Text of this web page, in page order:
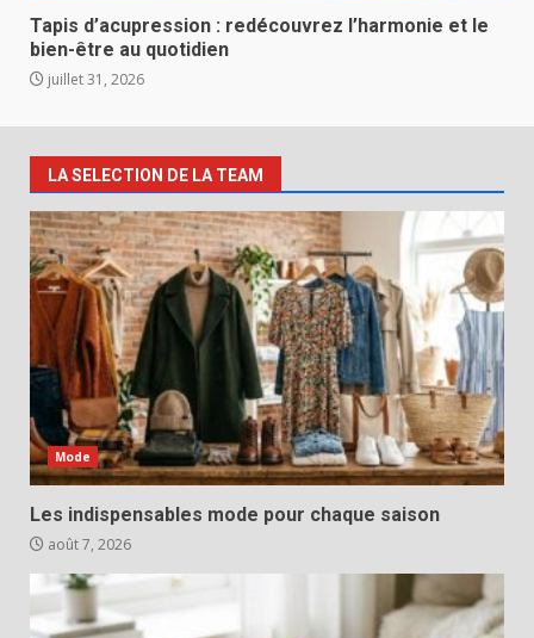
Tapis d’acupression : redécouvrez l’harmonie et le
bien-être au quotidien
juillet 31, 2026
LA SELECTION DE LA TEAM
Mode
Les indispensables mode pour chaque saison
août 7, 2026